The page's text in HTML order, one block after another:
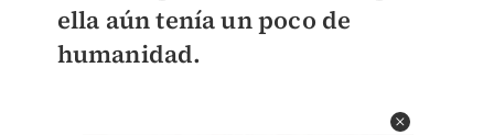
ella aún tenía un poco de
humanidad.